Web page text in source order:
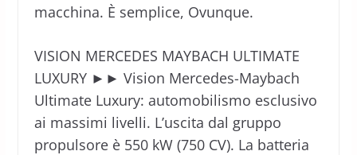
macchina. È semplice, Ovunque.
VISION MERCEDES MAYBACH ULTIMATE
LUXURY ►► Vision Mercedes-Maybach
Ultimate Luxury: automobilismo esclusivo
ai massimi livelli. L’uscita dal gruppo
propulsore è 550 kW (750 CV). La batteria